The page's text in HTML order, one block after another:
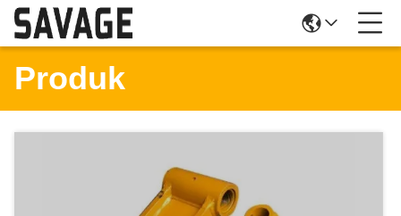
Produk